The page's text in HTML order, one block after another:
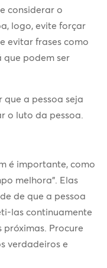
considerar o
logo, evite forçar
evitar frases como
que podem ser
a pessoa seja
o luto da pessoa.
é importante, como
melhora”. Elas
de que a pessoa
las continuamente
Procure
verdadeiros e